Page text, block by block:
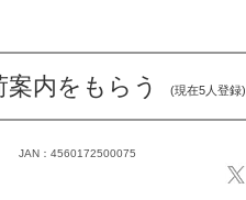
案内をもらう (現在5人登録)
JAN：4560172500075